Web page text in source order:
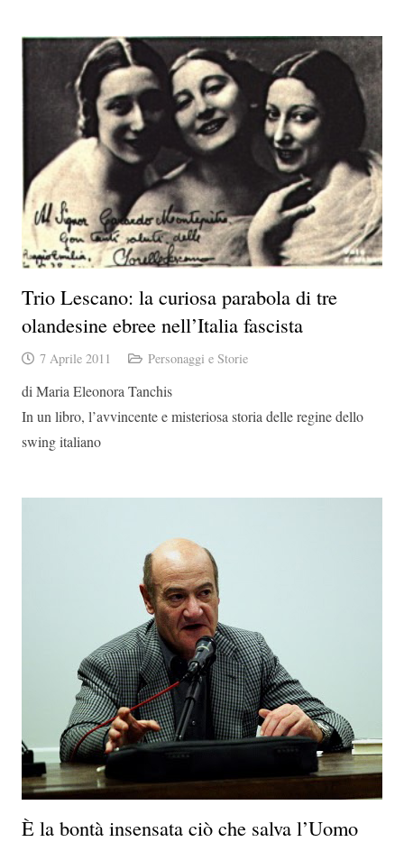
Trio Lescano: la curiosa parabola di tre
olandesine ebree nell’Italia fascista
7 Aprile 2011 Personaggi e Storie
di Maria Eleonora Tanchis
In un libro, l’avvincente e misteriosa storia delle regine dello
swing italiano
È la bontà insensata ciò che salva l’Uomo